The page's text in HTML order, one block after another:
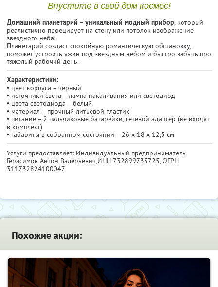
Впустите в свой дом космос!
Домашний планетарий – уникальный модный прибор, который
реалистично проецирует на стену или потолок изображение
звездного неба!
Планетарий создаст спокойную романтическую обстановку,
поможет устроить ужин под звездным небом и быстро забыть про
тяжелый рабочий день.
Характеристики:
• цвет корпуса – черный
• источники света – лампа накаливания или светодиод
• цвета светодиода – белый
• материал – прочный литьевой пластик
• питание – 2 пальчиковые батарейки, сетевой адаптер (не входят
в комплект)
• габариты в собранном состоянии – 26 х 18 х 12,5 см
Услуги предоставляет: Индивидуальный предприниматель
Герасимов Антон Валерьевич,ИНН 732899735725, ОГРН
311732824100047
Похожие акции: